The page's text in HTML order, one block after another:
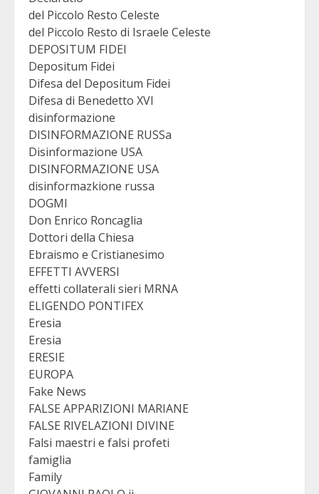
del Piccolo Resto Celeste
del Piccolo Resto di Israele Celeste
DEPOSITUM FIDEI
Depositum Fidei
Difesa del Depositum Fidei
Difesa di Benedetto XVI
disinformazione
DISINFORMAZIONE RUSSa
Disinformazione USA
DISINFORMAZIONE USA
disinformazkione russa
DOGMI
Don Enrico Roncaglia
Dottori della Chiesa
Ebraismo e Cristianesimo
EFFETTI AVVERSI
effetti collaterali sieri MRNA
ELIGENDO PONTIFEX
Eresia
Eresia
ERESIE
EUROPA
Fake News
FALSE APPARIZIONI MARIANE
FALSE RIVELAZIONI DIVINE
Falsi maestri e falsi profeti
famiglia
Family